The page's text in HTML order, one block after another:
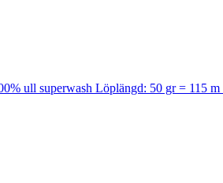
ull superwash Löplängd: 50 gr = 115